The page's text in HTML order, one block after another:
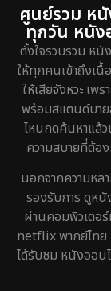
ศูนย์รวม ห
ทุกวัน หนัง
ตั้งใจรวบรวม ห
ให้ทุกคนเข้าถึงเ
ให้เสียจังหวะ เพ
พร้อมสแตนด์บา
ไหนกดค้นหาแล้
ความสบายที่ต้อ
นอกจากความหล
รองรับการ ดูห
ผ่านคอมพิวเตอ
netflix พากย์ไทย
ได้รับชม หนังออน